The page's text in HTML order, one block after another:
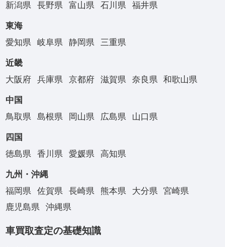
新潟県
長野県 富山県 石川県 福井県
東海
愛知県
岐阜県 静岡県 三重県
近畿
大阪府
兵庫県 京都府 滋賀県 奈良県 和歌山県
中国
鳥取県
島根県 岡山県 広島県 山口県
四国
徳島県
香川県 愛媛県 高知県
九州・沖縄
福岡県
佐賀県 長崎県 熊本県 大分県
宮崎県
鹿児島県
沖縄県
車買取査定の基礎知識